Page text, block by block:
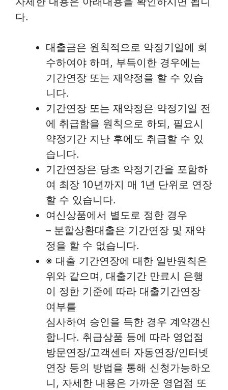
다.
대출금은 원칙적으로 약정기일에 회
수하여야 하며, 부득이한 경우에는
기간연장 또는 재약정을 할 수 있습
니다.
기간연장 또는 재약정은 약정기일 전
에 취급함을 원칙으로 하되, 필요시
약정기간 지난 후에도 취급할 수 있
습니다.
기간연장은 당초 약정기간을 포함하
여 최장 10년까지 매 1년 단위로 연장
할 수 있습니다.
여신상품에서 별도로 정한 경우
– 분할상환대출은 기간연장 및 재약
정을 할 수 없습니다.
※ 대출 기간연장에 대한 일반원칙은
위와 같으며, 대출기간 만료시 은행
이 정한 기준에 따라 대출기간연장
여부를
심사하여 승인을 득한 경우 계약갱신
합니다. 취급상품 등에 따라 영업점
방문연장/고객센터 자동연장/인터넷
연장 등의 방법을 통해 신청가능하오
니, 자세한 내용은 가까운 영업점 또